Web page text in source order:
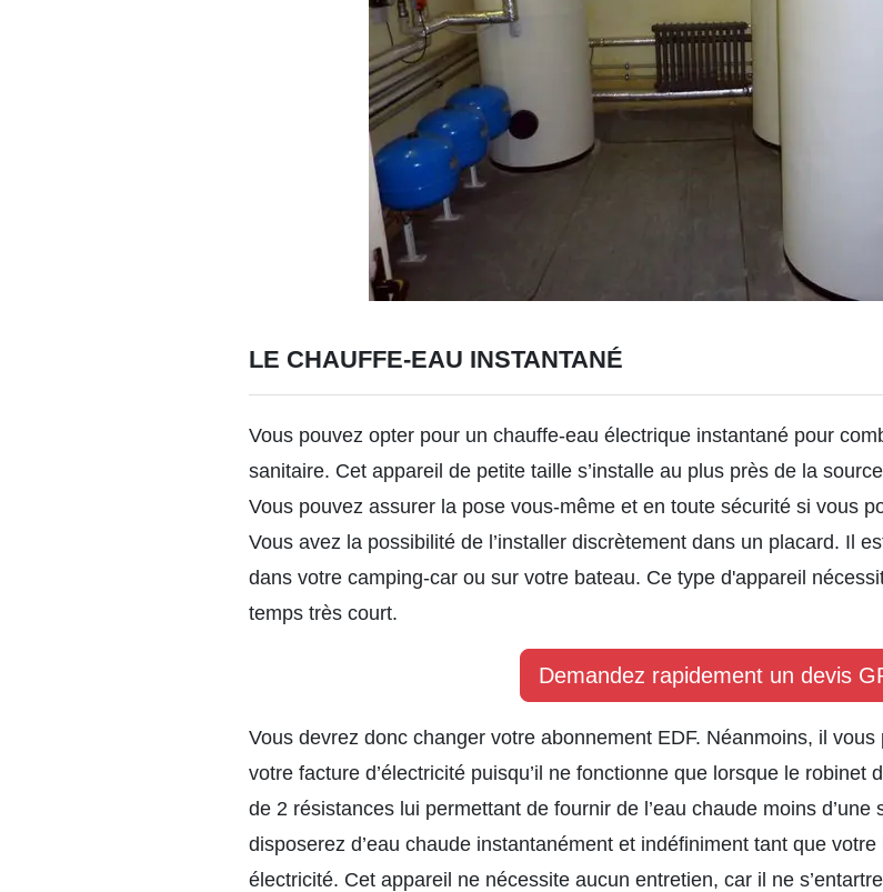
LE CHAUFFE-EAU INSTANTANÉ
Vous pouvez opter pour un chauffe-eau électrique instantané pour
sanitaire. Cet appareil de petite taille s’installe au plus près de la
Vous pouvez assurer la pose vous-même et en toute sécurité si vous
Vous avez la possibilité de l’installer discrètement dans un placard. Il
dans votre camping-car ou sur votre bateau. Ce type d'appareil
temps très court.
Demandez rapidement un devis
Vous devrez donc changer votre abonnement EDF. Néanmoins, il vous
votre facture d’électricité puisqu’il ne fonctionne que lorsque le robinet
de 2 résistances lui permettant de fournir de l’eau chaude moins
disposerez d’eau chaude instantanément et indéfiniment tant que
électricité. Cet appareil ne nécessite aucun entretien, car il ne